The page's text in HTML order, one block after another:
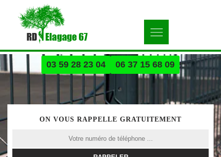
03 59 28 23 04 06 37 15 68 09
ON VOUS RAPPELLE GRATUITEMENT